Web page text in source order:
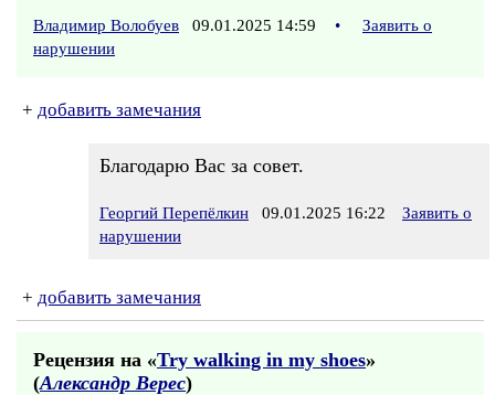
Владимир Волобуев 09.01.2025 14:59 •
Заявить о
нарушении
+ добавить замечания
Благодарю Вас за совет.
Георгий Перепёлкин 09.01.2025 16:22
Заявить о
нарушении
+ добавить замечания
Рецензия на «Try walking in my shoes»
(Александр Верес)